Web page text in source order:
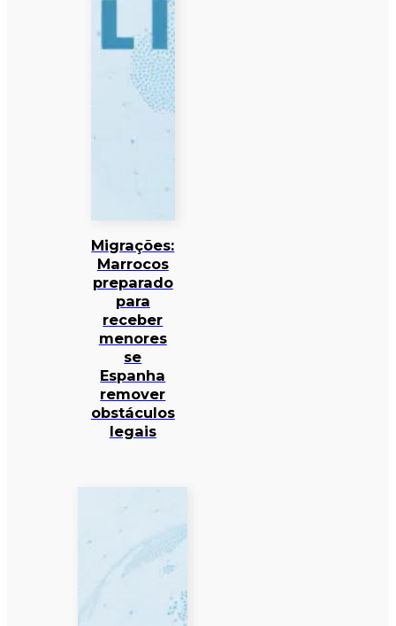
Migrações:
Marrocos
preparado
para
receber
menores
se
Espanha
remover
obstáculos
legais